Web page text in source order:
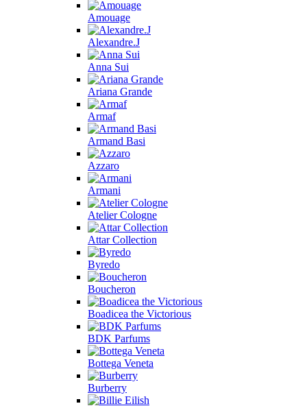
Amouage
Alexandre.J
Anna Sui
Ariana Grande
Armaf
Armand Basi
Azzaro
Armani
Atelier Cologne
Attar Collection
Byredo
Boucheron
Boadicea the Victorious
BDK Parfums
Bottega Veneta
Burberry